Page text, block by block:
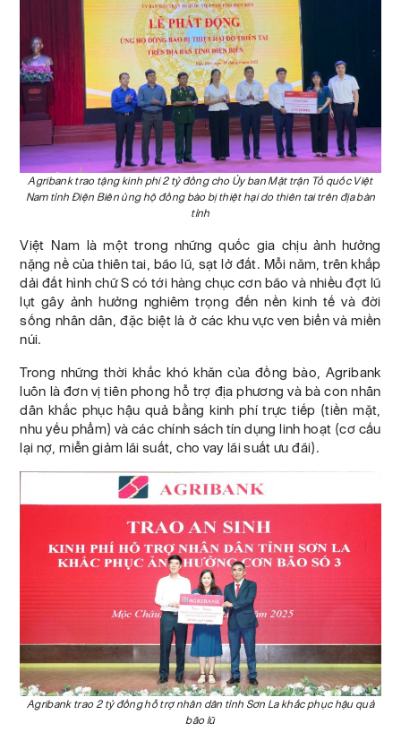
Agribank trao tặng kinh phí 2 tỷ đồng cho Ủy ban Mặt trận Tổ quốc Việt
Nam tỉnh Điện Biên ủng hộ đồng bào bị thiệt hại do thiên tai trên địa bàn
tỉnh
Việt Nam là một trong những quốc gia chịu ảnh hưởng
nặng nề của thiên tai, bão lũ, sạt lở đất. Mỗi năm, trên khắp
dải đất hình chữ S có tới hàng chục cơn bão và nhiều đợt lũ
lụt gây ảnh hưởng nghiêm trọng đến nền kinh tế và đời
sống nhân dân, đặc biệt là ở các khu vực ven biển và miền
núi.
Trong những thời khắc khó khăn của đồng bào, Agribank
luôn là đơn vị tiên phong hỗ trợ địa phương và bà con nhân
dân khắc phục hậu quả bằng kinh phí trực tiếp (tiền mặt,
nhu yếu phẩm) và các chính sách tín dụng linh hoạt (cơ cấu
lại nợ, miễn giảm lãi suất, cho vay lãi suất ưu đãi).
Agribank trao 2 tỷ đồng hỗ trợ nhân dân tỉnh Sơn La khắc phục hậu quả
bão lũ